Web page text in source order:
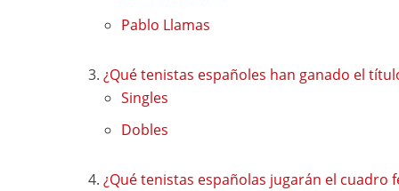
Pablo Llamas
¿Qué tenistas españoles han ganado el
Singles
Dobles
¿Qué tenistas españolas jugarán el cuadro